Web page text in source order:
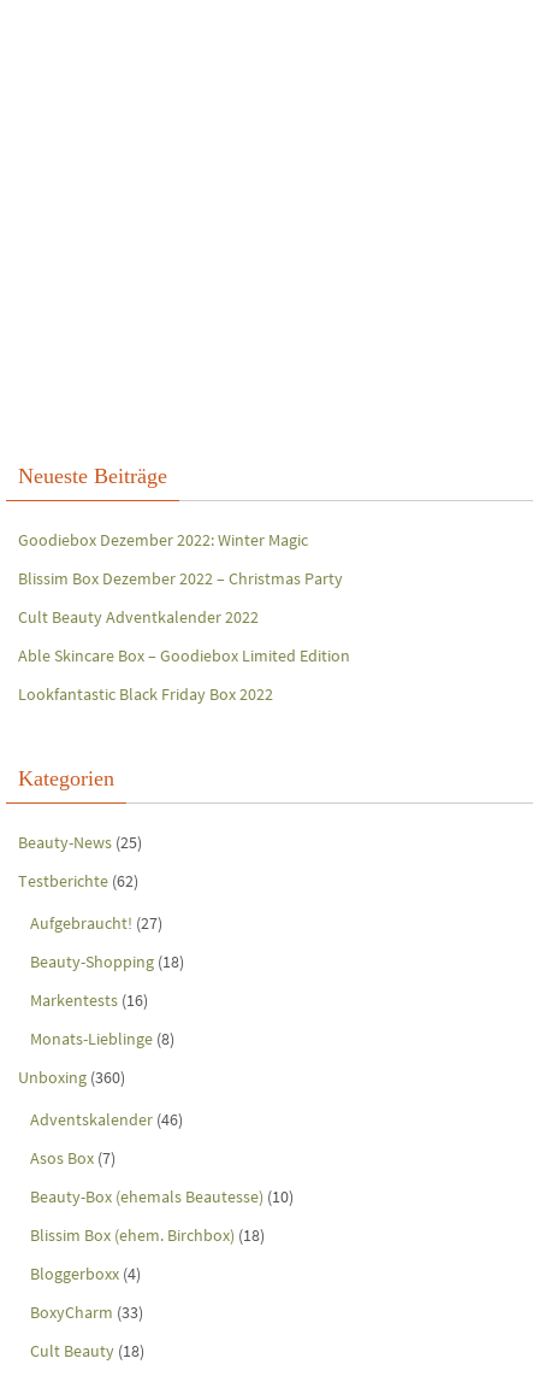
Neueste Beiträge
Goodiebox Dezember 2022: Winter Magic
Blissim Box Dezember 2022 – Christmas Party
Cult Beauty Adventkalender 2022
Able Skincare Box – Goodiebox Limited Edition
Lookfantastic Black Friday Box 2022
Kategorien
Beauty-News (25)
Testberichte (62)
Aufgebraucht! (27)
Beauty-Shopping (18)
Markentests (16)
Monats-Lieblinge (8)
Unboxing (360)
Adventskalender (46)
Asos Box (7)
Beauty-Box (ehemals Beautesse) (10)
Blissim Box (ehem. Birchbox) (18)
Bloggerboxx (4)
BoxyCharm (33)
Cult Beauty (18)